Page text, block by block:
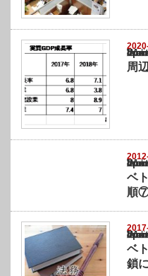
:/home/
on
周
:/home/
on
ベ
順
:/home/
on
ベ
鎖